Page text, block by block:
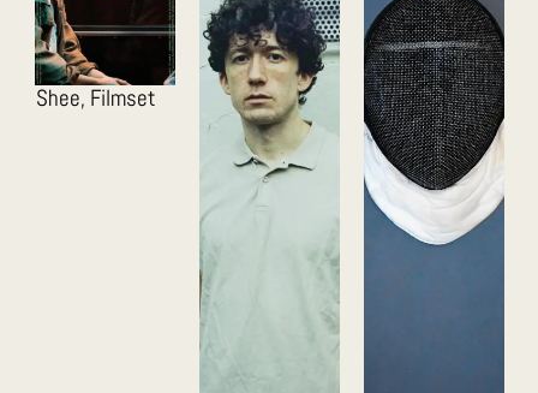
Shee, Filmset